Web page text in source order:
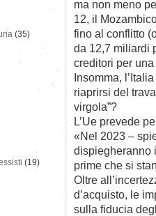
ma non meno
12, il
fino al conflitto
da 12,7 miliardi
creditori per
Insomma,
riaprirsi del
virgola”?
L’Ue prevede
«Nel 2023 –
dispiegheranno
prime che si
Oltre
d’acquisto, le
sulla fiducia
(35)
(19)